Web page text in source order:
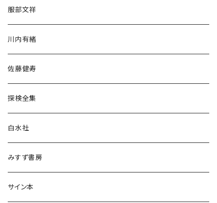
民族・風習
言語・ことば
服部文祥
川内有緒
佐藤健寿
探検全集
白水社
みすず書房
サイン本